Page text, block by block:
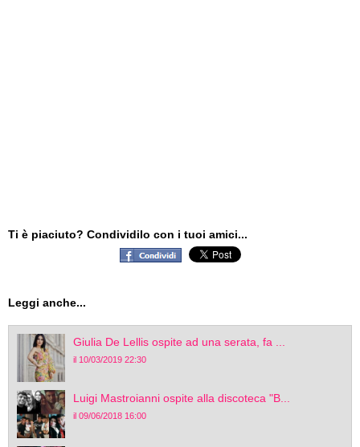
Ti è piaciuto? Condividilo con i tuoi amici...
Leggi anche...
Giulia De Lellis ospite ad una serata, fa ...
il 10/03/2019 22:30
Luigi Mastroianni ospite alla discoteca "B...
il 09/06/2018 16:00